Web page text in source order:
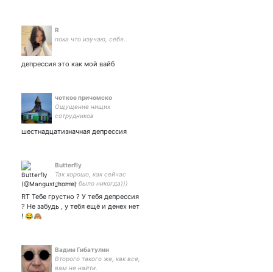
R
пока что изучаю, себя..
депрессия это как мой вайб
чоткое причомско
Ощущение нищих
сотрудников
шестнадцатизначная депрессия
Butterfly
Так хорошо, как сейчас
еще не было никогда)))
делаю: потому что не то
делаю, что хочу, а что
RT Тебе грустно ? У тебя депрессия
? Не забудь , у тебя ещё и денех нет
! 😂🙈
Вадим Гибатулин
Второго такого же, как все,
вам не найти.